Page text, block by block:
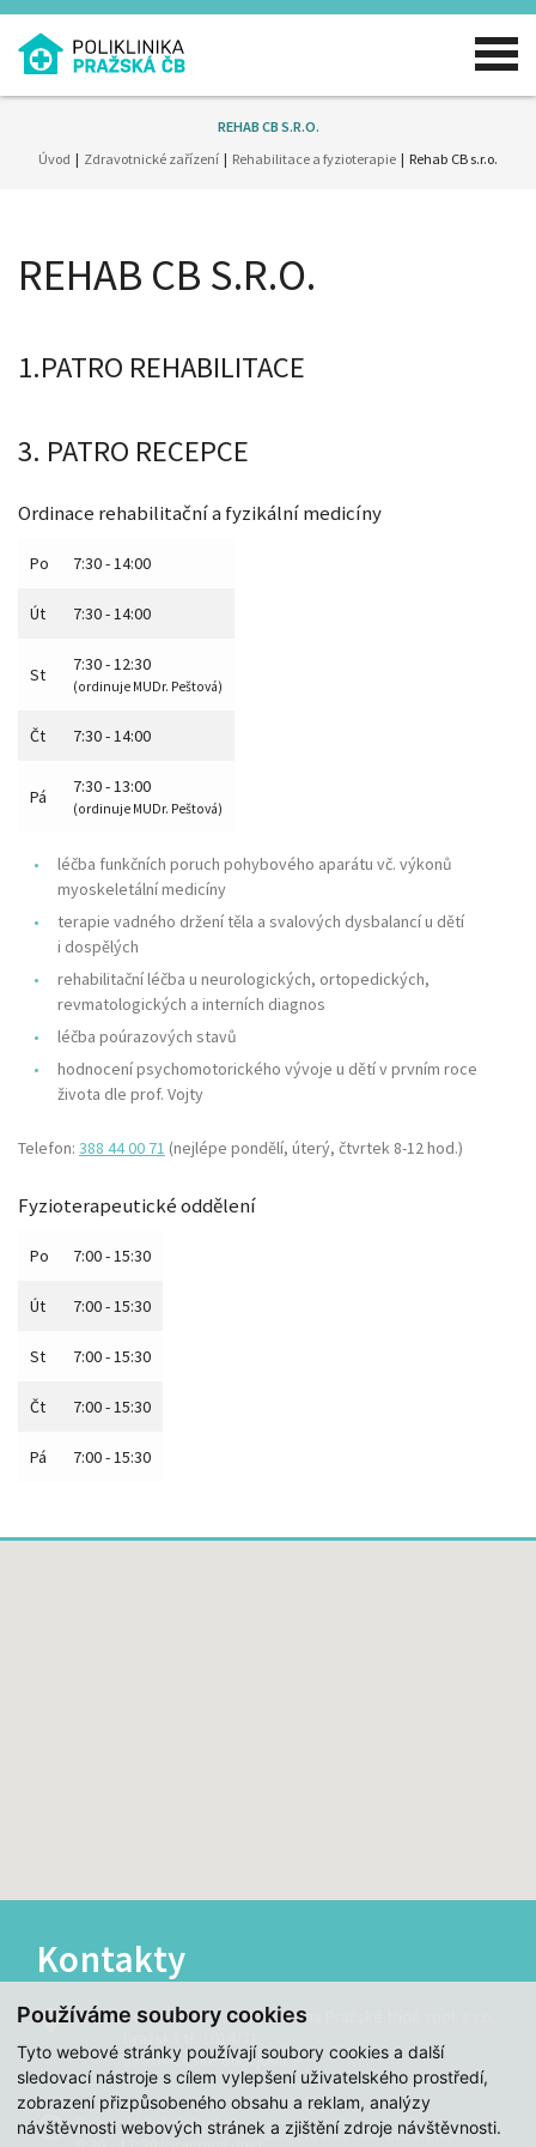
Používáme soubory cookies
Tyto webové stránky používají soubory cookies a další
sledovací nástroje s cílem vylepšení uživatelského prostředí,
zobrazení přizpůsobeného obsahu a reklam, analýzy
návštěvnosti webových stránek a zjištění zdroje návštěvnosti.
REHAB CB S.R.O.
Úvod
Zdravotnické zařízení Rehabilitace a fyzioterapie Rehab CB s.r.o.
REHAB CB S.R.O.
1.PATRO REHABILITACE
3. PATRO RECEPCE
Ordinace rehabilitační a fyzikální medicíny
Po 7:30 - 14:00
Út 7:30 - 14:00
St 7:30 - 12:30
(ordinuje MUDr. Peštová)
Čt 7:30 - 14:00
Pá 7:30 - 13:00
(ordinuje MUDr. Peštová)
léčba funkčních poruch pohybového aparátu vč. výkonů
myoskeletální medicíny
terapie vadného držení těla a svalových dysbalancí u dětí
i dospělých
rehabilitační léčba u neurologických, ortopedických,
revmatologických a interních diagnos
léčba poúrazových stavů
hodnocení psychomotorického vývoje u dětí v prvním roce
života dle prof. Vojty
Telefon: 388 44 00 71 (nejlépe pondělí, úterý, čtvrtek 8-12 hod.)
Fyzioterapeutické oddělení
Po 7:00 - 15:30
Út 7:00 - 15:30
St 7:00 - 15:30
Čt 7:00 - 15:30
Pá 7:00 - 15:30
Kontakty
Zdravotnická společnost na Pražské třídě spol. s r.o.
370 04 České Budějovice
Provozní doba objektu
Sobota a neděle uzavřeno